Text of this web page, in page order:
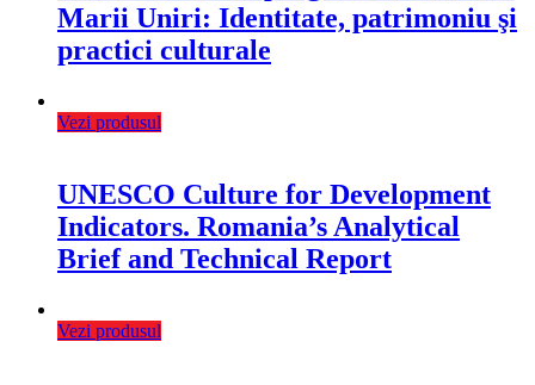
Marii Uniri: Identitate, patrimoniu şi
practici culturale
Vezi produsul
UNESCO Culture for Development
Indicators. Romania’s Analytical
Brief and Technical Report
Vezi produsul